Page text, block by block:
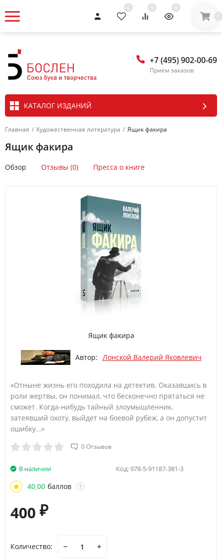
0 0
0
0
+7 (495) 902-00-69
Прием заказов
КАТАЛОГ ИЗДАНИЙ
Главная / Художественная литература / Ящик факира
Ящик факира
Обзор Отзывы (0) Пресса о книге
Ящик факира
Автор: Лонской Валерий Яковлевич
«Отныне жизнь его походила на детектив. Оказавшись в
роли жертвы, он понимал, что бесконечно прятаться не
сможет. Когда-нибудь тайный злоумышленник,
затеявший охоту, выйдет на боевой рубеж, а он допустит
ошибку…»
0 Отзывов
Код:978-5-91187-381-3
В наличии
40,00 баллов ?
400 ₽
Количество: